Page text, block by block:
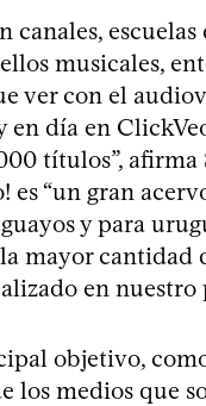
canales, escuelas
musicales,
ver con el
en día en
títulos”, afirma
es “un gran
y para
mayor cantidad
en nuestro
objetivo,
los medios que